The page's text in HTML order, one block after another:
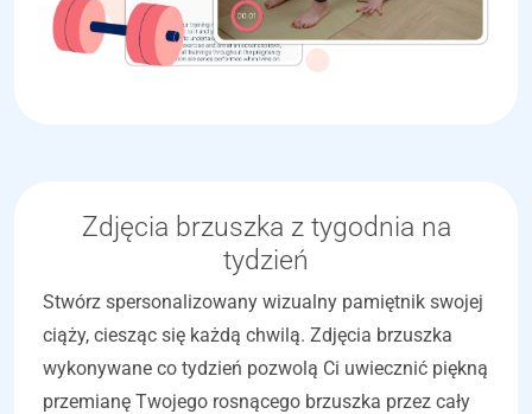
Zdjęcia brzuszka z tygodnia na
tydzień
Stwórz spersonalizowany wizualny pamiętnik swojej
ciąży, ciesząc się każdą chwilą. Zdjęcia brzuszka
wykonywane co tydzień pozwolą Ci uwiecznić piękną
przemianę Twojego rosnącego brzuszka przez cały